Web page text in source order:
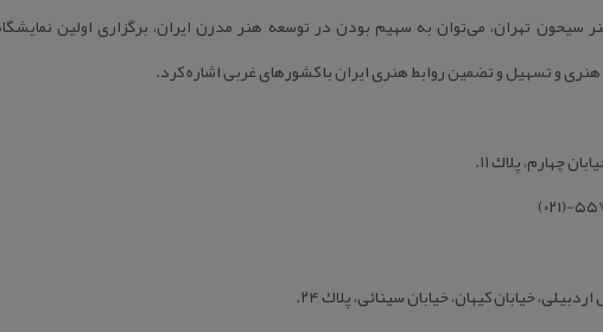
سیحون تهران، می‌توان به سهیم بودن در توسعه هنر مدرن ایران، برگزاری اولین
و تسهیل و تضمین روابط هنری ایران با كشورهای غربی اشاره كرد.
چهارم، پلاك ۱۱.
خیابان كیهان، خیابان سینائی، پلاك ۲۴.